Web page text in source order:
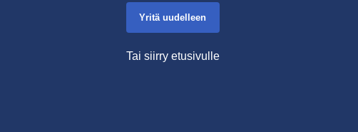
Yritä uudelleen
Tai siirry etusivulle